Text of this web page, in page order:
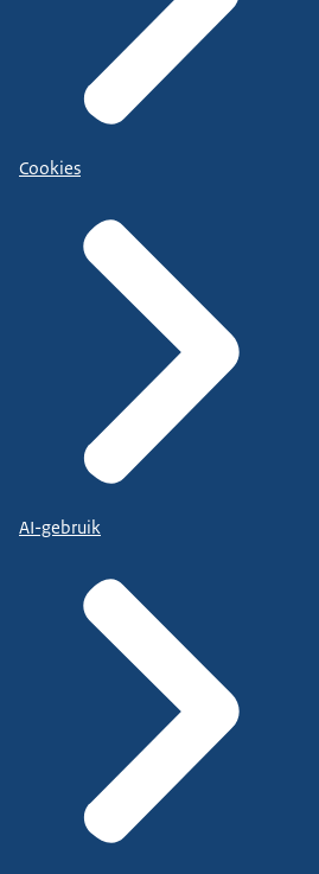
Cookies
AI-gebruik